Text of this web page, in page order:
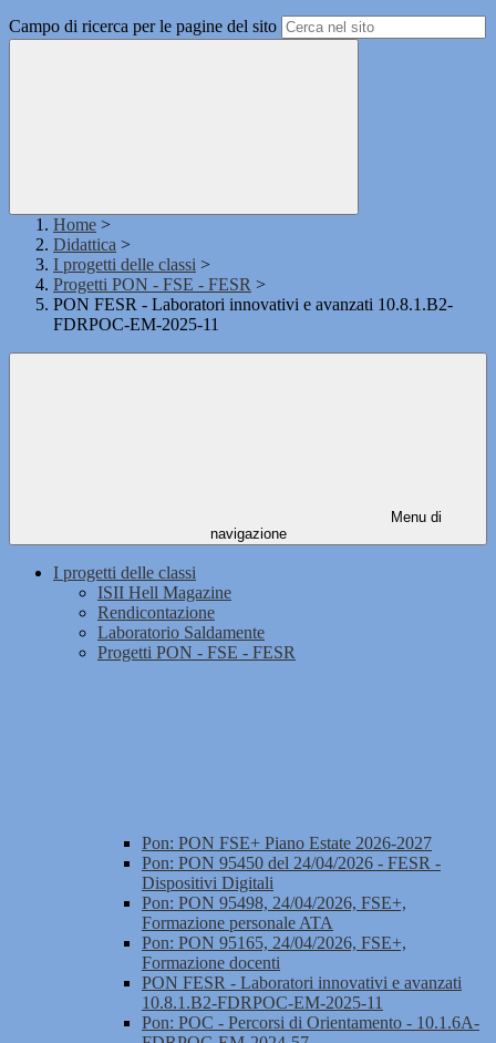
Campo di ricerca per le pagine del sito
Home >
Didattica >
I progetti delle classi >
Progetti PON - FSE - FESR >
PON FESR - Laboratori innovativi e avanzati 10.8.1.B2-
FDRPOC-EM-2025-11
Menu di
navigazione
I progetti delle classi
ISII Hell Magazine
Rendicontazione
Laboratorio Saldamente
Progetti PON - FSE - FESR
Pon: PON FSE+ Piano Estate 2026-2027
Pon: PON 95450 del 24/04/2026 - FESR -
Dispositivi Digitali
Pon: PON 95498, 24/04/2026, FSE+,
Formazione personale ATA
Pon: PON 95165, 24/04/2026, FSE+,
Formazione docenti
PON FESR - Laboratori innovativi e avanzati
10.8.1.B2-FDRPOC-EM-2025-11
Pon: POC - Percorsi di Orientamento - 10.1.6A-